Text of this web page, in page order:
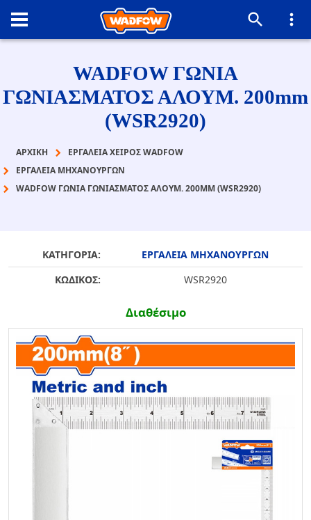
WADFOW ΓΩΝΙΑ
ΓΩΝΙΑΣΜΑΤΟΣ ΑΛΟΥΜ. 200mm
(WSR2920)
ΑΡΧΙΚΉ
ΕΡΓΑΛΕΙΑ ΧΕΙΡΟΣ WADFOW
ΕΡΓΑΛΕΙΑ ΜΗΧΑΝΟΥΡΓΩΝ
WADFOW ΓΩΝΙΑ ΓΩΝΙΑΣΜΑΤΟΣ ΑΛΟΥΜ. 200MM (WSR2920)
ΚΑΤΗΓΟΡΙΑ:
ΕΡΓΑΛΕΙΑ ΜΗΧΑΝΟΥΡΓΩΝ
ΚΩΔΙΚΟΣ:
WSR2920
Διαθέσιμο